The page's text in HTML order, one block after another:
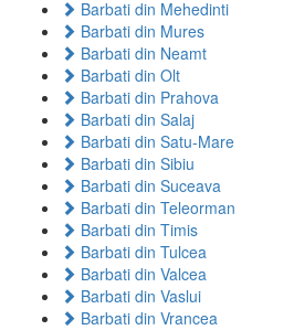
Barbati din Mehedinti
Barbati din Mures
Barbati din Neamt
Barbati din Olt
Barbati din Prahova
Barbati din Salaj
Barbati din Satu-Mare
Barbati din Sibiu
Barbati din Suceava
Barbati din Teleorman
Barbati din Timis
Barbati din Tulcea
Barbati din Valcea
Barbati din Vaslui
Barbati din Vrancea